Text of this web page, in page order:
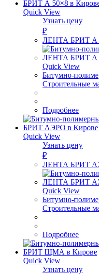
Quick View
Узнать цену
₽
ЛЕНТА БРИТ А
Quick View
Битумно-
Строительные
Подробнее
Quick View
Узнать цену
₽
ЛЕНТА БРИТ
Quick View
Битумно-
Строительные
Подробнее
Quick View
Узнать цену